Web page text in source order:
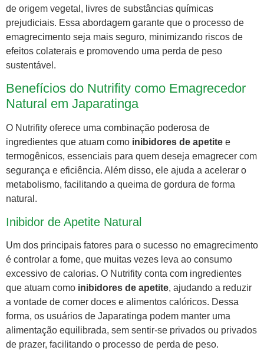
de origem vegetal, livres de substâncias químicas
prejudiciais. Essa abordagem garante que o processo de
emagrecimento seja mais seguro, minimizando riscos de
efeitos colaterais e promovendo uma perda de peso
sustentável.
Benefícios do Nutrifity como Emagrecedor
Natural em Japaratinga
O Nutrifity oferece uma combinação poderosa de
ingredientes que atuam como inibidores de apetite e
termogênicos, essenciais para quem deseja emagrecer com
segurança e eficiência. Além disso, ele ajuda a acelerar o
metabolismo, facilitando a queima de gordura de forma
natural.
Inibidor de Apetite Natural
Um dos principais fatores para o sucesso no emagrecimento
é controlar a fome, que muitas vezes leva ao consumo
excessivo de calorias. O Nutrifity conta com ingredientes
que atuam como inibidores de apetite, ajudando a reduzir
a vontade de comer doces e alimentos calóricos. Dessa
forma, os usuários de Japaratinga podem manter uma
alimentação equilibrada, sem sentir-se privados ou privados
de prazer, facilitando o processo de perda de peso.